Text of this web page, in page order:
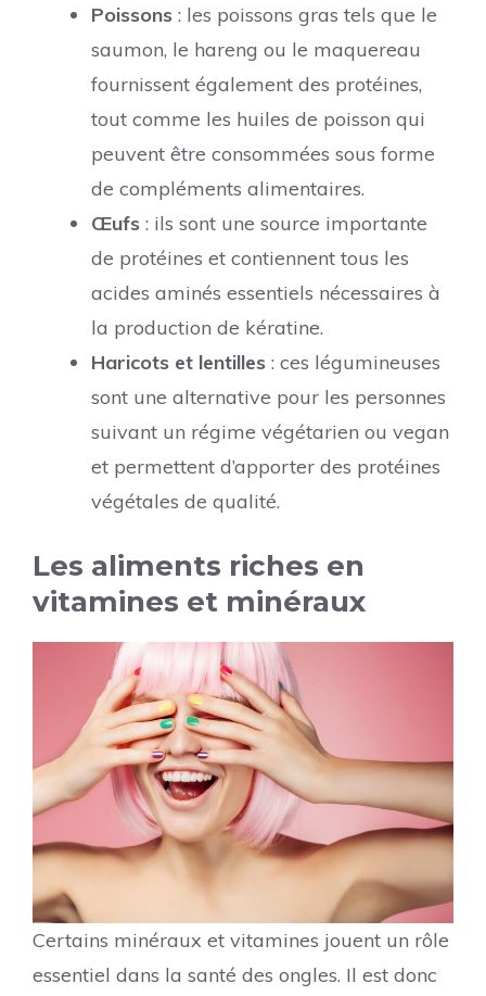
Poissons : les poissons gras tels que le
saumon, le hareng ou le maquereau
fournissent également des protéines,
tout comme les huiles de poisson qui
peuvent être consommées sous forme
de compléments alimentaires.
Œufs : ils sont une source importante
de protéines et contiennent tous les
acides aminés essentiels nécessaires à
la production de kératine.
Haricots et lentilles : ces légumineuses
sont une alternative pour les personnes
suivant un régime végétarien ou vegan
et permettent d’apporter des protéines
végétales de qualité.
Les aliments riches en
vitamines et minéraux
Certains minéraux et vitamines jouent un rôle
essentiel dans la santé des ongles. Il est donc